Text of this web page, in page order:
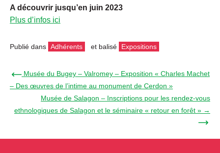
A découvrir jusqu’en juin 2023
Plus d’infos ici
Publié dans Adhérents et balisé Expositions
← Musée du Bugey – Valromey – Exposition « Charles Machet
– Des œuvres de l’intime au monument de Cerdon »
Musée de Salagon – Inscriptions pour les rendez-vous
ethnologiques de Salagon et le séminaire « retour en forêt » →